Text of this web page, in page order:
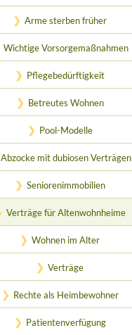
Arme sterben früher
Wichtige Vorsorgemaßnahmen
Pflegebedürftigkeit
Betreutes Wohnen
Pool-Modelle
Abzocke mit dubiosen Verträgen
Seniorenimmobilien
Verträge für Altenwohnheime
Wohnen im Alter
Verträge
Rechte als Heimbewohner
Patientenverfügung